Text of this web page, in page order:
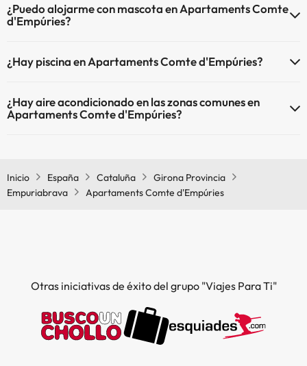
El Apartaments Comte d'Empúries dispone de Wi-Fi.
¿Puedo alojarme con mascota en Apartaments Comte
d'Empúries?
petición y de pago directo en hotel). Consulta las condiciones.
¿Hay piscina en Apartaments Comte d'Empúries?
ser de pago) Aquí tienes más info sobre la piscina y otras
instalaciones.
¿Hay aire acondicionado en las zonas comunes en
Apartaments Comte d'Empúries?
Inicio
España Cataluña
Girona Provincia
Empuriabrava
Apartaments Comte d'Empúries
Otras iniciativas de éxito del grupo "Viajes Para Ti"